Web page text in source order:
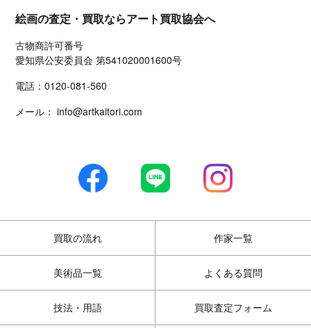
絵画の査定・買取ならアート買取協会へ
古物商許可番号
愛知県公安委員会 第541020001600号
電話：0120-081-560
メール： info@artkaitori.com
買取の流れ 作家一覧
美術品一覧 よくある質問
技法・用語 買取査定フォーム